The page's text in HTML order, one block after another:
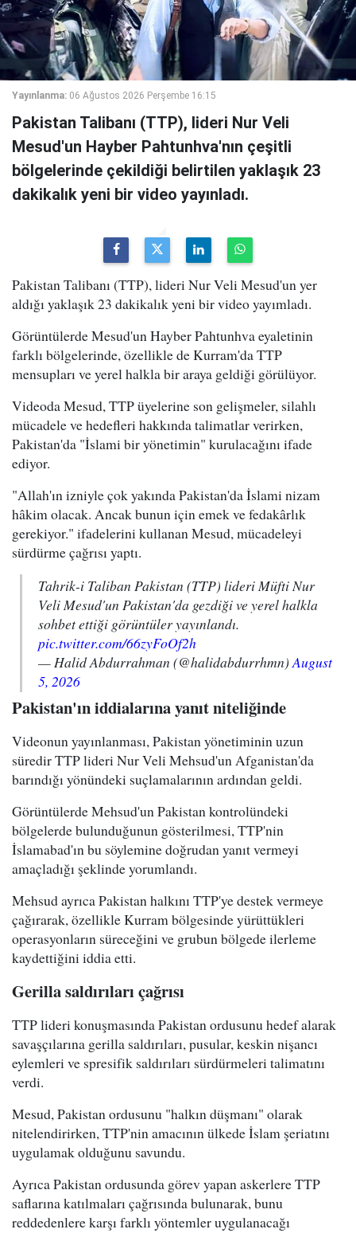
Yayınlanma: 06 Ağustos 2026 Perşembe 16:15
Pakistan Talibanı (TTP), lideri Nur Veli
Mesud'un Hayber Pahtunhva'nın çeşitli
bölgelerinde çekildiği belirtilen yaklaşık 23
dakikalık yeni bir video yayınladı.
Pakistan Talibanı (TTP), lideri Nur Veli Mesud'un yer
aldığı yaklaşık 23 dakikalık yeni bir video yayımladı.
Görüntülerde Mesud'un Hayber Pahtunhva eyaletinin
farklı bölgelerinde, özellikle de Kurram'da TTP
mensupları ve yerel halkla bir araya geldiği görülüyor.
Videoda Mesud, TTP üyelerine son gelişmeler, silahlı
mücadele ve hedefleri hakkında talimatlar verirken,
Pakistan'da "İslami bir yönetimin" kurulacağını ifade
ediyor.
"Allah'ın izniyle çok yakında Pakistan'da İslami nizam
hâkim olacak. Ancak bunun için emek ve fedakârlık
gerekiyor." ifadelerini kullanan Mesud, mücadeleyi
sürdürme çağrısı yaptı.
Tahrik-i Taliban Pakistan (TTP) lideri Müfti Nur
Veli Mesud'un Pakistan'da gezdiği ve yerel halkla
sohbet ettiği görüntüler yayınlandı.
pic.twitter.com/66zyFoOf2h
— Halid Abdurrahman (@halidabdurrhmn) August
5, 2026
Pakistan'ın iddialarına yanıt niteliğinde
Videonun yayınlanması, Pakistan yönetiminin uzun
süredir TTP lideri Nur Veli Mehsud'un Afganistan'da
barındığı yönündeki suçlamalarının ardından geldi.
Görüntülerde Mehsud'un Pakistan kontrolündeki
bölgelerde bulunduğunun gösterilmesi, TTP'nin
İslamabad'ın bu söylemine doğrudan yanıt vermeyi
amaçladığı şeklinde yorumlandı.
Mehsud ayrıca Pakistan halkını TTP'ye destek vermeye
çağırarak, özellikle Kurram bölgesinde yürüttükleri
operasyonların süreceğini ve grubun bölgede ilerleme
kaydettiğini iddia etti.
Gerilla saldırıları çağrısı
TTP lideri konuşmasında Pakistan ordusunu hedef alarak
savaşçılarına gerilla saldırıları, pusular, keskin nişancı
eylemleri ve spresifik saldırıları sürdürmeleri talimatını
verdi.
Mesud, Pakistan ordusunu "halkın düşmanı" olarak
nitelendirirken, TTP'nin amacının ülkede İslam şeriatını
uygulamak olduğunu savundu.
Ayrıca Pakistan ordusunda görev yapan askerlere TTP
saflarına katılmaları çağrısında bulunarak, bunu
reddedenlere karşı farklı yöntemler uygulanacağı